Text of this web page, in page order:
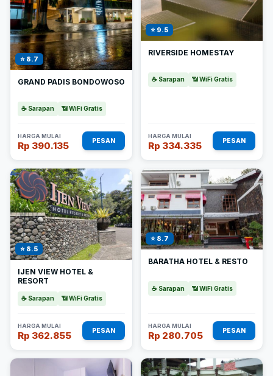
⭐ 8.7
GRAND PADIS BONDOWOSO
☕ Sarapan 📶 WiFi Gratis
HARGA MULAI
Rp 390.135 PESAN
⭐ 9.5
RIVERSIDE HOMESTAY
☕ Sarapan 📶 WiFi Gratis
HARGA MULAI
Rp 334.335 PESAN
⭐ 8.5
IJEN VIEW HOTEL &
RESORT
☕ Sarapan 📶 WiFi Gratis
HARGA MULAI
Rp 362.855 PESAN
⭐ 8.7
BARATHA HOTEL & RESTO
☕ Sarapan 📶 WiFi Gratis
HARGA MULAI
Rp 280.705 PESAN